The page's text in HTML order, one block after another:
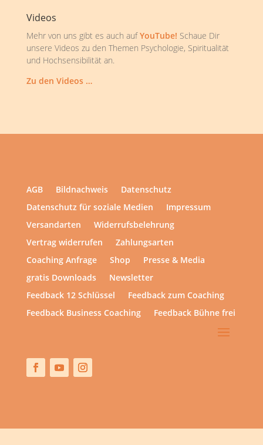
Videos
Mehr von uns gibt es auch aufYouTube! Schaue Dir
unsere Videos zu den Themen Psychologie, Spiritualität
und Hochsensibilität an.
Zu den Videos …
AGB Bildnachweis
Datenschutz
Datenschutz für soziale Medien
Impressum
Versandarten
Widerrufsbelehrung
Vertrag widerrufen
Zahlungsarten
Coaching Anfrage
Shop
Presse & Media
gratis Downloads
Newsletter
Feedback 12 Schlüssel
Feedback zum Coaching
Feedback Business Coaching
Feedback Bühne frei